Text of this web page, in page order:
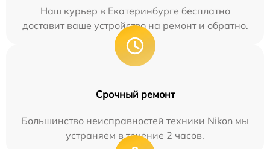
Наш курьер в Екатеринбурге бесплатно
доставит ваше устройство на ремонт и обратно.
Срочный ремонт
Большинство неисправностей техники Nikon мы
устраняем в течение 2 часов.